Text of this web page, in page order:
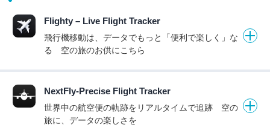
Flighty – Live Flight Tracker
飛行機移動は、データでもっと「便利で楽しく」な
る 空の旅のお供にこちら
NextFly-Precise Flight Tracker
世界中の航空便の軌跡をリアルタイムで追跡 空の
旅に、データの楽しさを